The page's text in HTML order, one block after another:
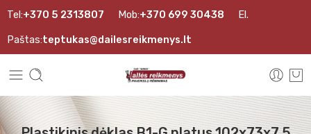
Tel:+370 5 2313807 Mob:+370 699 30438 El.
Paštas:teptukas@dailesreikmenys.lt